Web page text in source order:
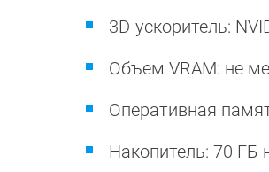
3D-ускоритель:
Объем VRAM: не
Оперативная
Накопитель: 70 ГБ